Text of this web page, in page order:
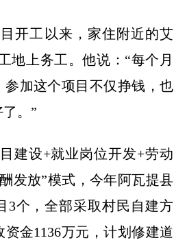
开工以来，家住附近的艾
地上务工。他说：“每个月
参加这个项目不仅挣钱，也
。”
建设+就业岗位开发+劳动
发放”模式，今年阿瓦提县
3个，全部采取村民自建方
金1136万元，计划修建道